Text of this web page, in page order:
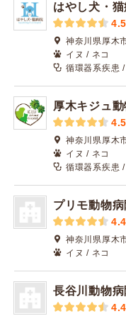
はやし犬・
神奈川県厚木
イヌ / ネコ
循環器系疾患
厚木キジュ
神奈川県厚木
イヌ / ネコ
循環器系疾患
プリモ動物
神奈川県厚木
イヌ / ネコ
長谷川動物